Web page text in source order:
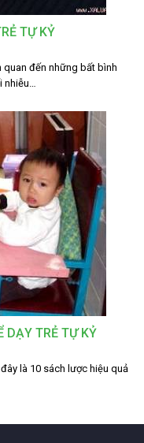
TỰ KỶ
quan đến những bất bình
nhiễu…
DẠY TRẺ TỰ KỶ
là 10 sách lược hiệu quả